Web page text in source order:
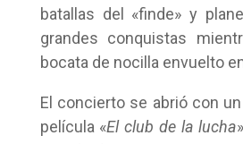
batallas del «finde» y
grandes conquistas
bocata de nocilla envuelto
El concierto se abrió con
película «El club de la lucha